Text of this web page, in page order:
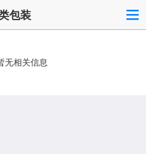
包装
无相关信息